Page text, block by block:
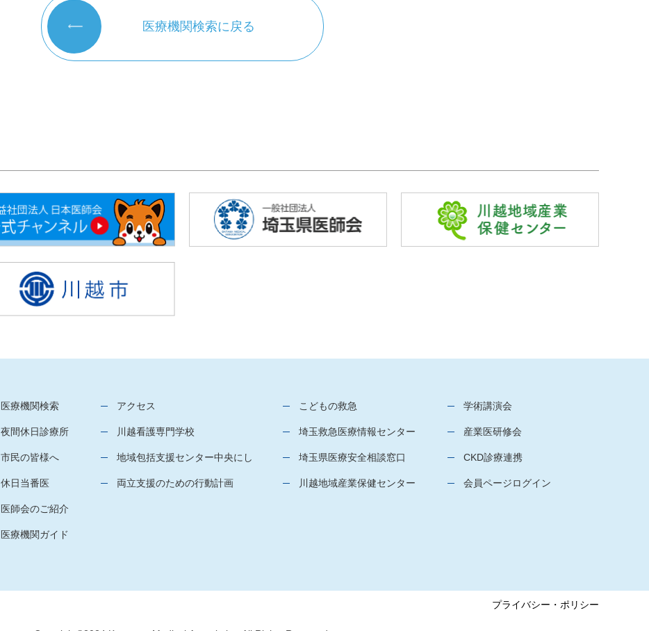
医療機関検索に戻る
医療機関検索
夜間休日診療所
市民の皆様へ
休日当番医
医師会のご紹介
医療機関ガイド
アクセス
川越看護専門学校
地域包括支援センター中央にし
両立支援のための行動計画
こどもの救急
埼玉救急医療情報センター
埼玉県医療安全相談窓口
川越地域産業保健センター
学術講演会
産業医研修会
CKD診療連携
会員ページログイン
プライバシー・ポリシー